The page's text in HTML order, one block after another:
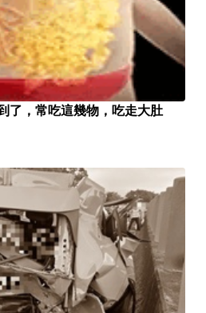
了，常吃這幾物，吃走大肚